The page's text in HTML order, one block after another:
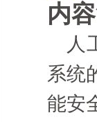
内
人
系统
能安